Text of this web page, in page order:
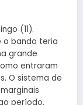
(11).
o bando teria
grande
entraram
O sistema de
período.